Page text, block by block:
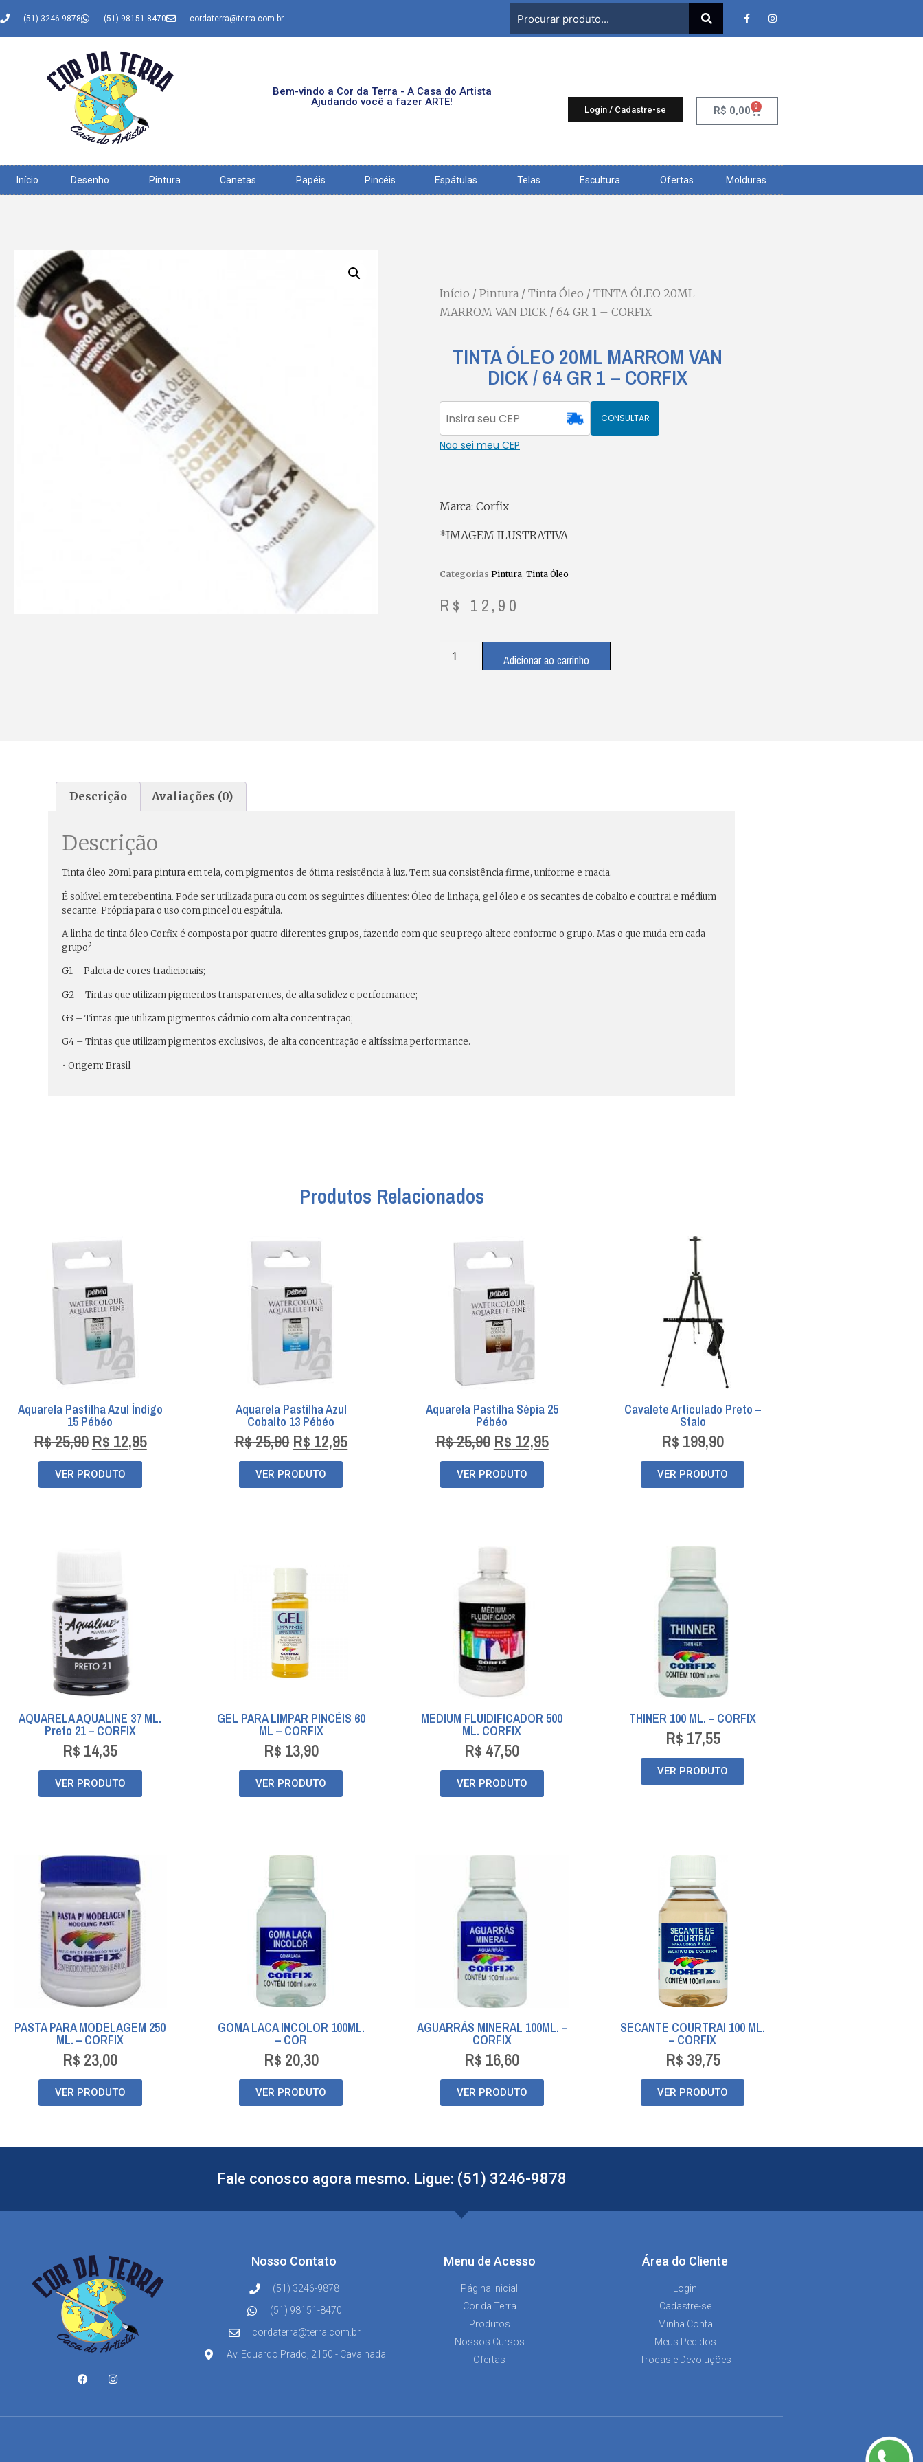
(51) 3246-9878 (51) 98151-8470 cordaterra@terra.com.br
Bem-vindo a Cor da Terra - A Casa do Artista
Ajudando você a fazer ARTE!
Login / Cadastre-se R$ 0,00 0
Início Desenho Pintura Canetas Papéis Pincéis Espátulas Telas Escultura Ofertas Molduras
Início / Pintura / Tinta Óleo / TINTA ÓLEO 20ML
MARROM VAN DICK / 64 GR 1 – CORFIX
TINTA ÓLEO 20ML MARROM VAN
DICK / 64 GR 1 – CORFIX
CONSULTAR
Não sei meu CEP
Marca: Corfix
*IMAGEM ILUSTRATIVA
Categorias Pintura, Tinta Óleo
R$ 12,90
Adicionar ao carrinho
Descrição Avaliações (0)
Descrição
Tinta óleo 20ml para pintura em tela, com pigmentos de ótima resistência à luz. Tem sua consistência firme, uniforme e macia.
É solúvel em terebentina. Pode ser utilizada pura ou com os seguintes diluentes: Óleo de linhaça, gel óleo e os secantes de cobalto e courtrai e médium
secante. Própria para o uso com pincel ou espátula.
A linha de tinta óleo Corfix é composta por quatro diferentes grupos, fazendo com que seu preço altere conforme o grupo. Mas o que muda em cada
grupo?
G1 – Paleta de cores tradicionais;
G2 – Tintas que utilizam pigmentos transparentes, de alta solidez e performance;
G3 – Tintas que utilizam pigmentos cádmio com alta concentração;
G4 – Tintas que utilizam pigmentos exclusivos, de alta concentração e altíssima performance.
• Origem: Brasil
Produtos Relacionados
Aquarela Pastilha Azul Índigo
15 Pébéo
R$25,90 R$ 12,95
VER PRODUTO
Aquarela Pastilha Azul
Cobalto 13 Pébéo
R$25,90 R$ 12,95
VER PRODUTO
Aquarela Pastilha Sépia 25
Pébéo
R$25,90 R$ 12,95
VER PRODUTO
Cavalete Articulado Preto –
Stalo
R$ 199,90
VER PRODUTO
AQUARELA AQUALINE 37 ML.
Preto 21 – CORFIX
R$ 14,35
VER PRODUTO
GEL PARA LIMPAR PINCÉIS 60
ML – CORFIX
R$ 13,90
VER PRODUTO
MEDIUM FLUIDIFICADOR 500
ML. CORFIX
R$ 47,50
VER PRODUTO
THINER 100 ML. – CORFIX
R$ 17,55
VER PRODUTO
PASTA PARA MODELAGEM 250
ML. – CORFIX
R$ 23,00
VER PRODUTO
GOMA LACA INCOLOR 100ML.
– COR
R$ 20,30
VER PRODUTO
AGUARRÁS MINERAL 100ML. –
CORFIX
R$ 16,60
VER PRODUTO
SECANTE COURTRAI 100 ML.
– CORFIX
R$ 39,75
VER PRODUTO
Fale conosco agora mesmo. Ligue: (51) 3246-9878
Nosso Contato
(51) 3246-9878
(51) 98151-8470
cordaterra@terra.com.br
Av. Eduardo Prado, 2150 - Cavalhada
Menu de Acesso
Página Inicial
Cor da Terra
Produtos
Nossos Cursos
Ofertas
Área do Cliente
Login
Cadastre-se
Minha Conta
Meus Pedidos
Trocas e Devoluções